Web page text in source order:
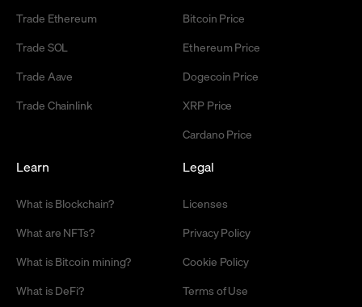
Trade Ethereum
Trade SOL
Trade Aave
Trade Chainlink
Bitcoin Price
Ethereum Price
Dogecoin Price
XRP Price
Cardano Price
Learn
What is Blockchain?
What are NFTs?
What is Bitcoin mining?
What is DeFi?
Legal
Licenses
Privacy Policy
Cookie Policy
Terms of Use